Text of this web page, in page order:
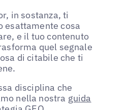
in sostanza, ti
esattamente cosa
e il tuo contenuto
quel segnale
di citabile che ti
disciplina che
nella nostra guida